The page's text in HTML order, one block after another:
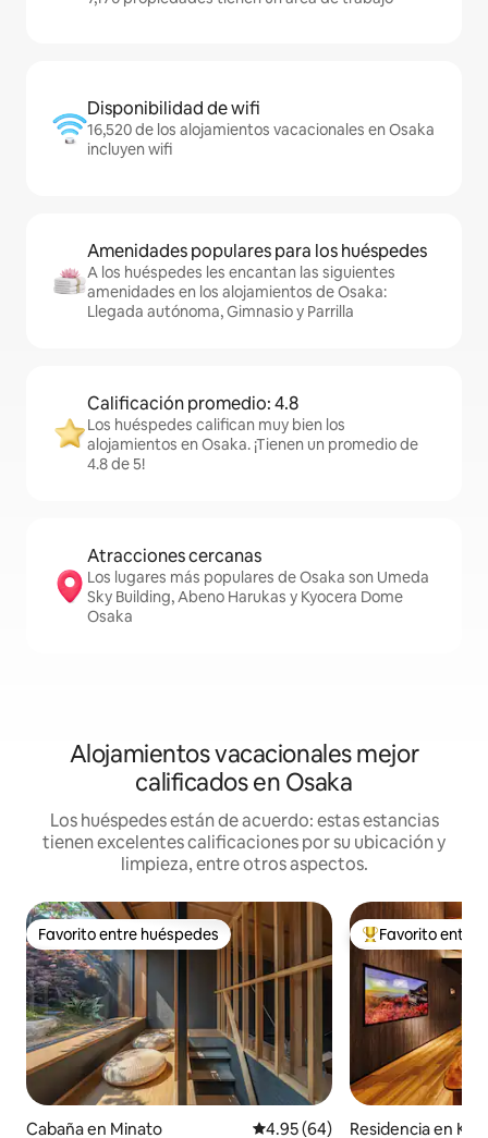
Disponibilidad de wifi
16,520 de los alojamientos vacacionales en Osaka
incluyen wifi
Amenidades populares para los huéspedes
A los huéspedes les encantan las siguientes
amenidades en los alojamientos de Osaka:
Llegada autónoma, Gimnasio y Parrilla
Calificación promedio: 4.8
Los huéspedes califican muy bien los
alojamientos en Osaka. ¡Tienen un promedio de
4.8 de 5!
Atracciones cercanas
Los lugares más populares de Osaka son Umeda
Sky Building, Abeno Harukas y Kyocera Dome
Osaka
Alojamientos vacacionales mejor
calificados en Osaka
Los huéspedes están de acuerdo: estas estancias
tienen excelentes calificaciones por su ubicación y
limpieza, entre otros aspectos.
Favorito entre huéspedes
Favorito entre huéspedes
Cabaña en Minato Calificación promedio: 4.95 de
4.95 (64)
De los mejores
Favorito entre
Residencia en